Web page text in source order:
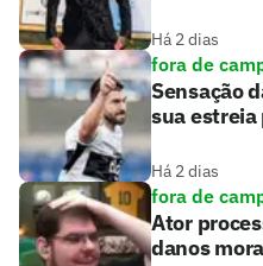
Há 2 dias
fora de
Sensação
sua
Há 2 dias
fora de
Ator
danos